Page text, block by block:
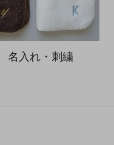
名入れ・刺繍